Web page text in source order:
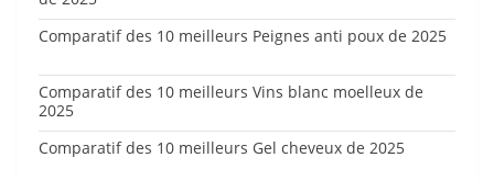
Comparatif des 10 meilleurs Peignes anti poux de 2025
Comparatif des 10 meilleurs Vins blanc moelleux de
2025
Comparatif des 10 meilleurs Gel cheveux de 2025